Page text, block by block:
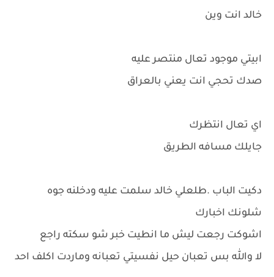
خالد انت وين
ابيتي موجود تعال منتصر عليه
صدك تحجي انت يعني بالعراق
اي تعال انتظرك
جايلك مسافه الطريق
دكيت الباب .طلعلي خالد سلمت عليه ودخلنه جوه
شلونك اخبارك
اشوكت رجعت ليش ما انطيت خبر شو سكته راجع
لا والله بس تعبان حيل نفسيتي تعبانه وماردت اكلف احد